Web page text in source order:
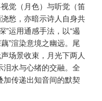
觉（月色）与听觉（笛
愁，亦暗示诗人自身共
”运用通感手法，以“遏
”渲染意境之幽远。尾
场景收束，月光下两人
水与心绪的交融。全
传递出知音间的默契